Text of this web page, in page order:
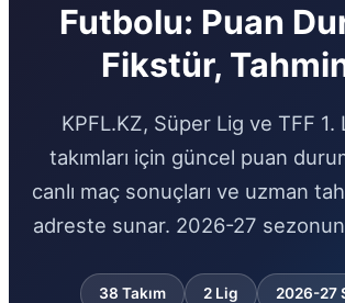
Futbolu: Puan
Fikstür,
KPFL.KZ, Süper Lig ve TFF 1.
takımları için güncel puan
canlı maç sonuçları ve uzman
adreste sunar. 2026-27
38 Takım 2 Lig 2026-27